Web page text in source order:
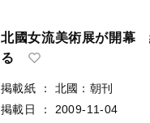
北國女流美術展が開幕
る
掲載紙 ：
北國：朝刊
掲載日
：
2009-11-04